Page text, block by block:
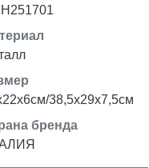
38,5x29x7,5см
бренда